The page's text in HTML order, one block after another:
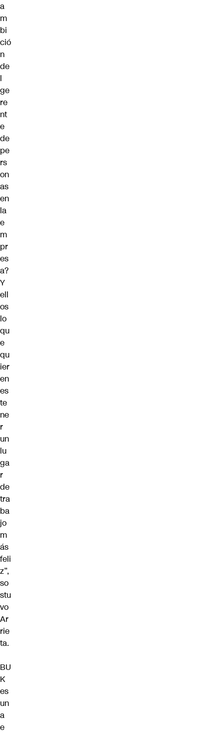
a
m
bi
ció
n
de
l
ge
re
nt
e
de
pe
rs
on
as
en
la
e
m
pr
es
a?
Y
ell
os
lo
qu
e
qu
ier
en
es
te
ne
r
un
lu
ga
r
de
tra
ba
jo
m
ás
feli
z”,
so
stu
vo
Ar
rie
ta.
BU
K
es
un
a
e